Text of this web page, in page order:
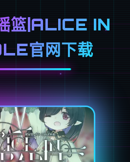
篮|ALICE IN
官网下载